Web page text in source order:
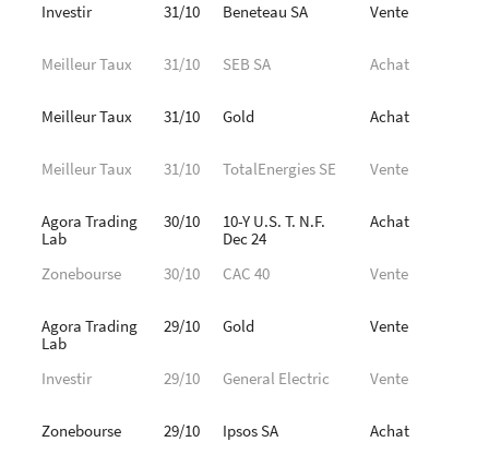
Investir 31/10 Beneteau SA Vente
Meilleur Taux 31/10 SEB SA Achat
Meilleur Taux 31/10 Gold Achat
Meilleur Taux 31/10 TotalEnergies SE Vente
Agora Trading
Lab
30/10
10-Y U.S. T. N.F.
Dec 24
Achat
Zonebourse 30/10 CAC 40 Vente
Agora Trading
Lab
29/10 Gold Vente
Investir 29/10 General Electric Vente
Zonebourse 29/10 Ipsos SA Achat